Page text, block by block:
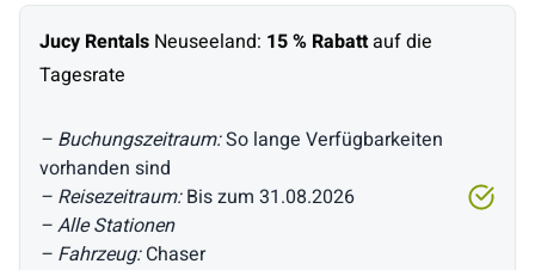
Jucy Rentals Neuseeland: 15 % Rabattauf die
Tagesrate
– Buchungszeitraum:So lange Verfügbarkeiten
vorhanden sind
– Reisezeitraum:Bis zum 31.08.2026
– Alle Stationen
– Fahrzeug:Chaser